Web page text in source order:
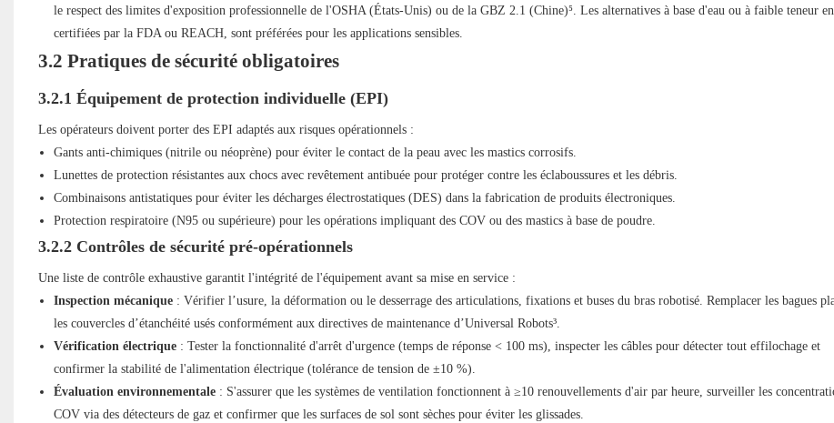
le respect des limites d'exposition professionnelle de l'OSHA (États-Unis) ou de la GBZ 2.1 (Chine)⁵. Les alternatives à base d'eau ou à faible teneur
certifiées par la FDA ou REACH, sont préférées pour les applications sensibles.
3.2 Pratiques de sécurité obligatoires
3.2.1 Équipement de protection individuelle (EPI)
Les opérateurs doivent porter des EPI adaptés aux risques opérationnels :
Gants anti-chimiques (nitrile ou néoprène) pour éviter le contact de la peau avec les mastics corrosifs.
Lunettes de protection résistantes aux chocs avec revêtement antibuée pour protéger contre les éclaboussures et les débris.
Combinaisons antistatiques pour éviter les décharges électrostatiques (DES) dans la fabrication de produits électroniques.
Protection respiratoire (N95 ou supérieure) pour les opérations impliquant des COV ou des mastics à base de poudre.
3.2.2 Contrôles de sécurité pré-opérationnels
Une liste de contrôle exhaustive garantit l'intégrité de l'équipement avant sa mise en service :
Inspection mécanique: Vérifier l’usure, la déformation ou le desserrage des articulations, fixations et buses du bras robotisé. Remplacer les bagues
les couvercles d’étanchéité usés conformément aux directives de maintenance d’Universal Robots³.
Vérification électrique: Tester la fonctionnalité d'arrêt d'urgence (temps de réponse < 100 ms), inspecter les câbles pour détecter tout effilochage et
confirmer la stabilité de l'alimentation électrique (tolérance de tension de ±10 %).
Évaluation environnementale: S'assurer que les systèmes de ventilation fonctionnent à ≥10 renouvellements d'air par heure, surveiller les
COV via des détecteurs de gaz et confirmer que les surfaces de sol sont sèches pour éviter les glissades.